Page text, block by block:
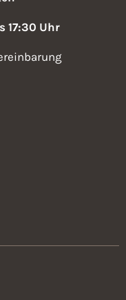
17:30 Uhr